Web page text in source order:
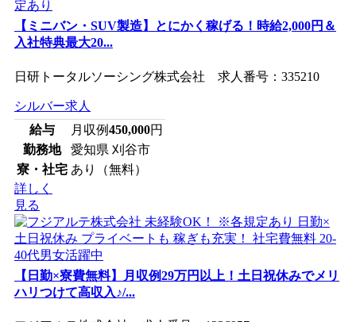
【ミニバン・SUV製造】とにかく稼げる！時給2,000円＆
入社特典最大20...
日研トータルソーシング株式会社 求人番号：335210
シルバー求人
給与
月収例450,000円
勤務地
愛知県 刈谷市
寮・社宅 あり（無料）
詳しく
見る
【日勤×寮費無料】月収例29万円以上！土日祝休みでメリ
ハリつけて高収入♪/...